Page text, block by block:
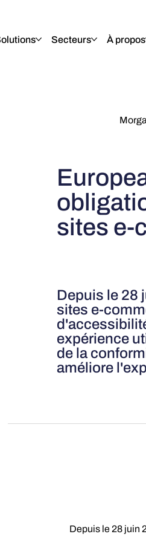
Secteurs À propos
sites e-
Depuis le 28
sites e-
expérience
de la
améliore
Depuis le 28 juin